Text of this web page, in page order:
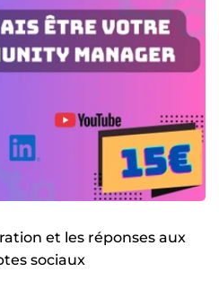
et les réponses aux
sociaux